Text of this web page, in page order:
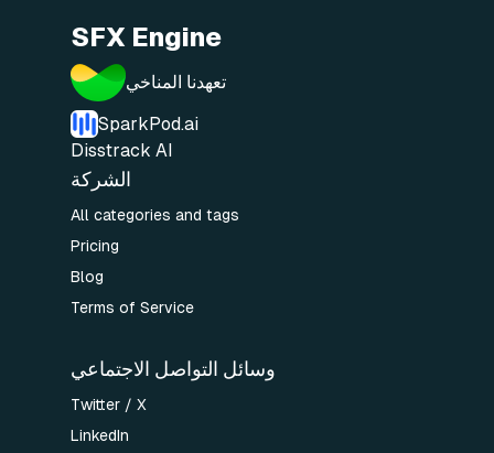
SFX Engine
تعهدنا المناخي
SparkPod.ai
Disstrack AI
الشركة
All categories and tags
Pricing
Blog
Terms of Service
وسائل التواصل الاجتماعي
Twitter / X
LinkedIn